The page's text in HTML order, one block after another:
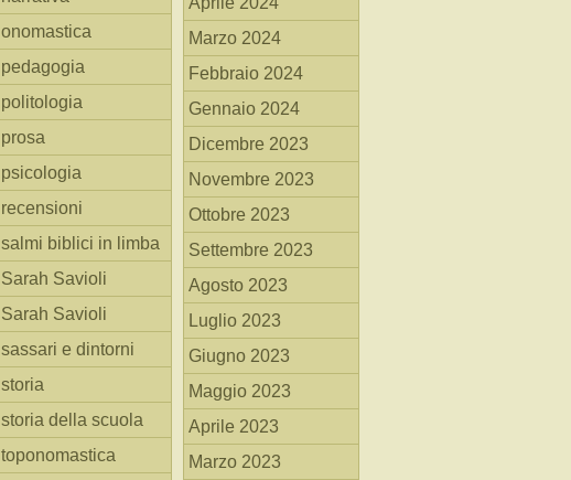
onomastica
pedagogia
politologia
prosa
psicologia
recensioni
salmi biblici in limba
Sarah Savioli
Sarah Savioli
sassari e dintorni
storia
storia della scuola
toponomastica
Marzo 2024
Febbraio 2024
Gennaio 2024
Dicembre 2023
Novembre 2023
Ottobre 2023
Settembre 2023
Agosto 2023
Luglio 2023
Giugno 2023
Maggio 2023
Aprile 2023
Marzo 2023